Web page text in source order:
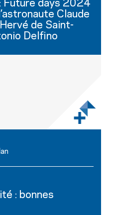
Future days 2024
Claude
de Saint-
Delfino
: bonnes